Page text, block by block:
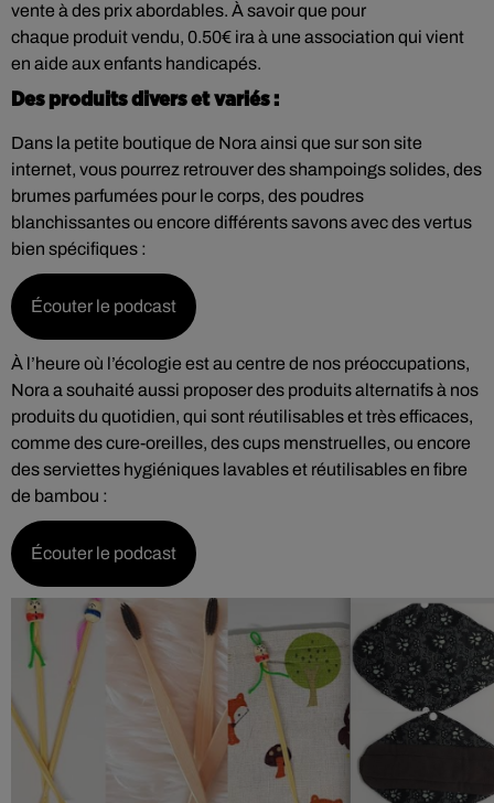
vente à des prix abordables. À savoir que pour
chaque produit vendu, 0.50€ ira à une association qui vient
en aide aux enfants handicapés.
Des produits divers et variés :
Dans la petite boutique de Nora ainsi que sur son site
internet, vous pourrez retrouver des shampoings solides, des
brumes parfumées pour le corps, des poudres
blanchissantes ou encore différents savons avec des vertus
bien spécifiques :
Écouter le podcast
À l’heure où l’écologie est au centre de nos préoccupations,
Nora a souhaité aussi proposer des produits alternatifs à nos
produits du quotidien, qui sont réutilisables et très efficaces,
comme des cure-oreilles, des cups menstruelles, ou encore
des serviettes hygiéniques lavables et réutilisables en fibre
de bambou :
Écouter le podcast